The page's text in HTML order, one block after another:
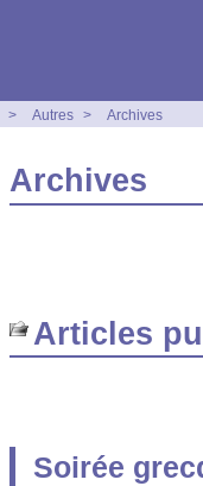
> Autres > Archives
Archives
Articles
Soirée